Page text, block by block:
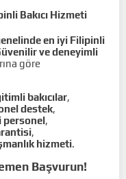
Bakıcı Hizmeti
en iyi Filipinli
ve deneyimli
göre
bakıcılar,
destek,
personel,
,
hizmeti.
Başvurun!